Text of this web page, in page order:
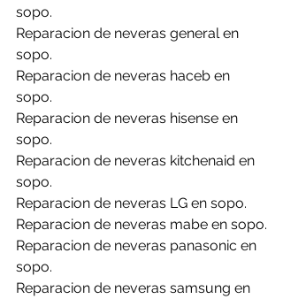
sopo.
Reparacion de neveras general en
sopo.
Reparacion de neveras haceb en
sopo.
Reparacion de neveras hisense en
sopo.
Reparacion de neveras kitchenaid en
sopo.
Reparacion de neveras LG en sopo.
Reparacion de neveras mabe en sopo.
Reparacion de neveras panasonic en
sopo.
Reparacion de neveras samsung en